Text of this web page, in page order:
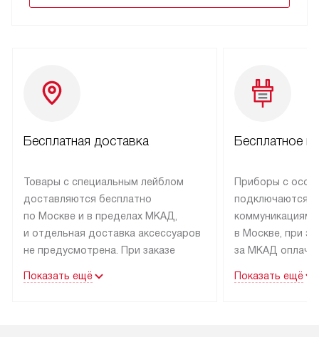
Бесплатная доставка
Товары с специальным лейблом
доставляются бесплатно
по Москве и в пределах МКАД,
и отдельная доставка аксессуаров
не предусмотрена. При заказе
рекомендуем обсудить
Показать ещё
Бесплатное
Приборы с
подключаются к
коммуникациям
в Москве, при
за МКАД
партнера
Показать ещё